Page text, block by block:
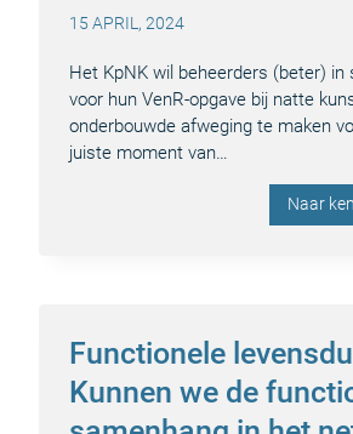
15 APRIL, 2024
Het KpNK wil beheerders (beter) in
voor hun VenR-opgave bij natte
onderbouwde afweging te maken
juiste moment van…
Naar
Functionele
Kunnen we de